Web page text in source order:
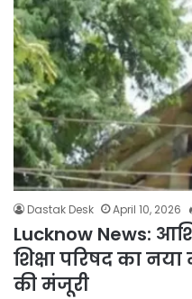
Dastak Desk April 10, 2026
Lucknow News:
शिक्षा परिषद का
की मंजूरी